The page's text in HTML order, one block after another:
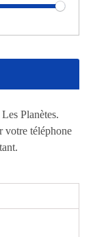
Volume
Planètes.
votre téléphone